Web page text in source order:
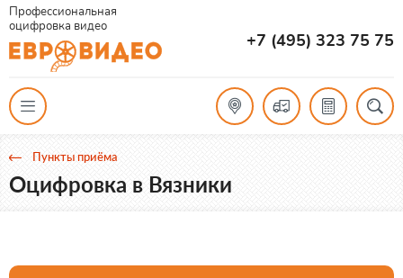
Профессиональная
оцифровка видео
+7 (495) 323 75 75
Пункты приёма
Оцифровка в Вязники